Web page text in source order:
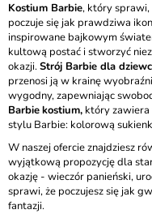
Kostium Barbie, który sprawi,
poczuje się jak prawdziwa
inspirowane bajkowym
kultową postać i stworzyć
okazji.Strój Barbie dla
przenosi ją w krainę
wygodny, zapewniając
Barbiekostium, który
stylu Barbie: kolorową
W naszej ofercie znajdziesz
wyjątkową propozycję dla
okazję - wieczór panieński,
sprawi, że poczujesz się jak
fantazji.